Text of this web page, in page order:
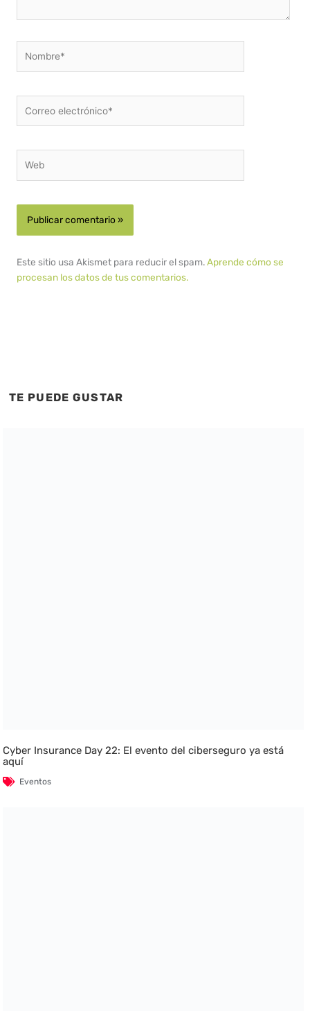
electrónico*
Este sitio usa Akismet para reducir el spam.Aprende cómo se
procesan los datos de tus comentarios.
TE PUEDE GUSTAR
Cyber Insurance Day 22: El evento del ciberseguro ya está
aquí
Eventos